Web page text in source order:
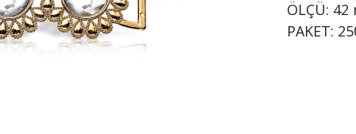
ÖLÇÜ: 42
PAKET: